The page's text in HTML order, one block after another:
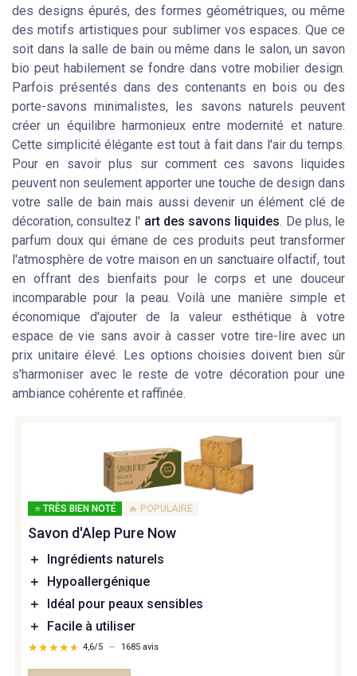
des designs épurés, des formes géométriques, ou même
des motifs artistiques pour sublimer vos espaces. Que ce
soit dans la salle de bain ou même dans le salon, un savon
bio peut habilement se fondre dans votre mobilier design.
Parfois présentés dans des contenants en bois ou des
porte-savons minimalistes, les savons naturels peuvent
créer un équilibre harmonieux entre modernité et nature.
Cette simplicité élégante est tout à fait dans l'air du temps.
Pour en savoir plus sur comment ces savons liquides
peuvent non seulement apporter une touche de design dans
votre salle de bain mais aussi devenir un élément clé de
décoration, consultez l' art des savons liquides. De plus, le
parfum doux qui émane de ces produits peut transformer
l'atmosphère de votre maison en un sanctuaire olfactif, tout
en offrant des bienfaits pour le corps et une douceur
incomparable pour la peau. Voilà une manière simple et
économique d'ajouter de la valeur esthétique à votre
espace de vie sans avoir à casser votre tire-lire avec un
prix unitaire élevé. Les options choisies doivent bien sûr
s'harmoniser avec le reste de votre décoration pour une
ambiance cohérente et raffinée.
⭐ TRÈS BIEN NOTÉ 🔥 POPULAIRE
Savon d'Alep Pure Now
＋
Ingrédients naturels
＋
Hypoallergénique
＋
Idéal pour peaux sensibles
＋
Facile à utiliser
★★★★★
★★★★★ 4,6/5 — 1685 avis